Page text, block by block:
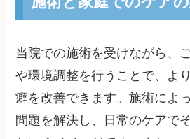
当院での施術を受けながら、
や環境調整を行うことで、よ
癖を改善できます。施術によ
問題を解決し、日常のケアで